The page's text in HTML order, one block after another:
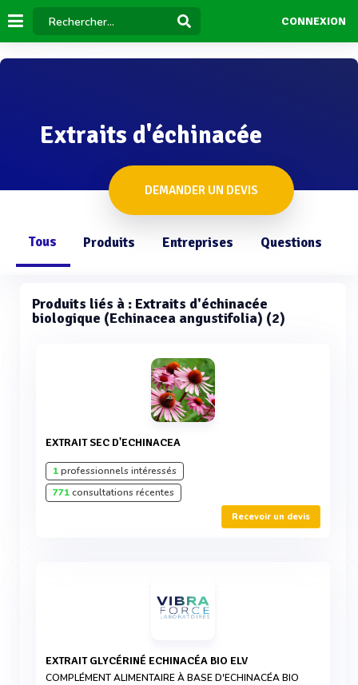
CONNEXION
Extraits d'échinacée
DEMANDER UN DEVIS
Tous Produits Entreprises Questions
Produits liés à : Extraits d'échinacée
biologique (Echinacea angustifolia) (2)
EXTRAIT SEC D'ECHINACEA
1professionnels intéressés
771consultations récentes
Recevoir un devis
EXTRAIT GLYCÉRINÉ ECHINACÉA BIO ELV
COMPLÉMENT ALIMENTAIRE À BASE D'ECHINACÉA BIO